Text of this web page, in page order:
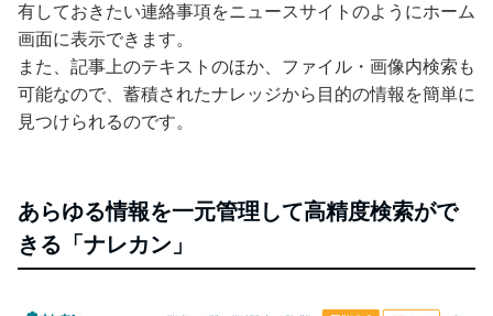
有しておきたい連絡事項をニュースサイトのようにホーム
画面に表示できます。
また、記事上のテキストのほか、ファイル・画像内検索も
可能なので、蓄積されたナレッジから目的の情報を簡単に
見つけられるのです。
あらゆる情報を一元管理して高精度検索がで
きる「ナレカン」